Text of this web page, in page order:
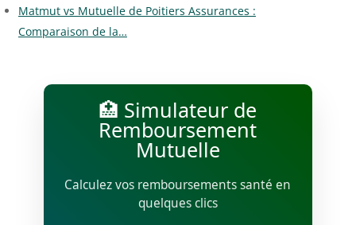
Matmut vs Mutuelle de Poitiers Assurances :
Comparaison de la…
🏥 Simulateur de
Remboursement
Mutuelle
Calculez vos remboursements santé en
quelques clics